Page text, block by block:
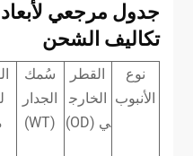
جدول مرجعي لأبعاد
تكاليف الشحن
نوع
الأنبوب
القطر
الخارج
ي (OD)
سُمك
الجدار
(WT)